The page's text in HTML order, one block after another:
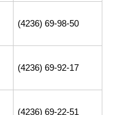
(4236) 69-98-50
(4236) 69-92-17
(4236) 69-22-51